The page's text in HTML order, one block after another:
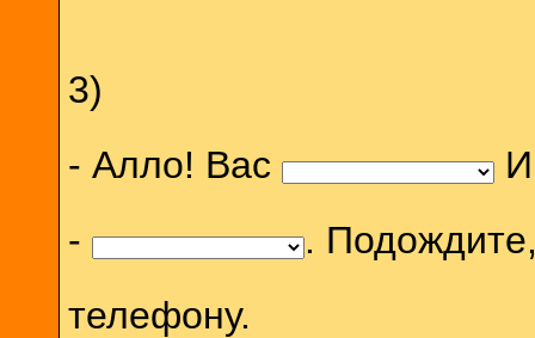
3)
- Алло! Вас
-
.
телефону.